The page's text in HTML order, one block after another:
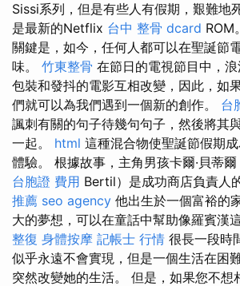
Sissi系列，但是有些人有假期，艱難地
是最新的Netflix 台中 整骨 dcard ROM
關鍵是，如今，任何人都可以在聖誕節
味。 竹東整骨 在節日的電視節目中，
包裝和發抖的電影互相改變，因此，如
們就可以為我們遇到一個新的創作。 台
諷刺有關的句子待幾句句子，然後將其
一起。 html 這種混合物使聖誕節假期
體驗。 根據故事，主角男孩卡爾·貝蒂
台胞證 費用 Bertil）是成功商店負責人
推薦 seo agency 他出生於一個富裕的
大的夢想，可以在童話中幫助像羅賓漢
整復 身體按摩 記帳士 行情 很長一段時
似乎永遠不會實現，但是一個生活在困
突然改變她的生活。 但是，如果您不想